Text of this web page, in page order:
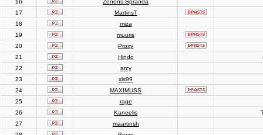
16
Zenons Spranda
17
MartinsT
18
miza
19
muuris
20
Proxy
21
Hindo
22
arcy
23
xls99
24
MAXIMUSS
25
rage
26
Kaneelis
27
maartinsh